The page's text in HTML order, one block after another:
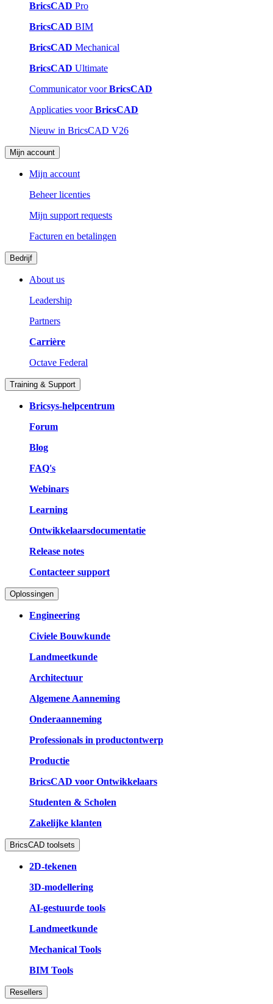
BricsCAD Pro
BricsCAD BIM
BricsCAD Mechanical
BricsCAD Ultimate
Communicator voorBricsCAD
Applicaties voorBricsCAD
Nieuw in BricsCAD V26
Mijn account
Mijn account
Beheer licenties
Mijn support requests
Facturen en betalingen
Bedrijf
About us
Leadership
Partners
Carrière
Octave Federal
Training & Support
Bricsys-helpcentrum
Forum
Blog
FAQ's
Webinars
Learning
Ontwikkelaarsdocumentatie
Release notes
Contacteer support
Oplossingen
Engineering
Civiele Bouwkunde
Landmeetkunde
Architectuur
Algemene Aanneming
Onderaanneming
Professionals in productontwerp
Productie
BricsCAD voor Ontwikkelaars
Studenten & Scholen
Zakelijke klanten
BricsCAD toolsets
2D-tekenen
3D-modellering
AI-gestuurde tools
Landmeetkunde
Mechanical Tools
BIM Tools
Resellers